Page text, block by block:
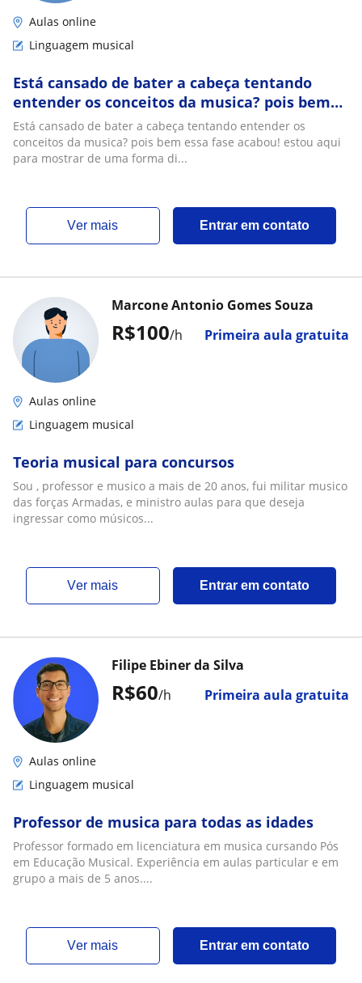
Aulas online
Linguagem musical
Está cansado de bater a cabeça tentando
entender os conceitos da musica? pois bem
essa fase acabou! estou aqui para mostrar de
uma forma diferente com
Está cansado de bater a cabeça tentando entender os
conceitos da musica? pois bem essa fase acabou! estou aqui
para mostrar de uma forma di...
ver mais Entrar em contato
R$100/h Primeira aula gratuita
Marcone Antonio Gomes Souza
Aulas online
Linguagem musical
Teoria musical para concursos
Sou , professor e musico a mais de 20 anos, fui militar musico
das forças Armadas, e ministro aulas para que deseja
ingressar como músicos...
ver mais Entrar em contato
R$60/h Primeira aula gratuita
Filipe Ebiner da Silva
Aulas online
Linguagem musical
Professor de musica para todas as idades
Professor formado em licenciatura em musica cursando Pós
em Educação Musical. Experiência em aulas particular e em
grupo a mais de 5 anos....
ver mais Entrar em contato